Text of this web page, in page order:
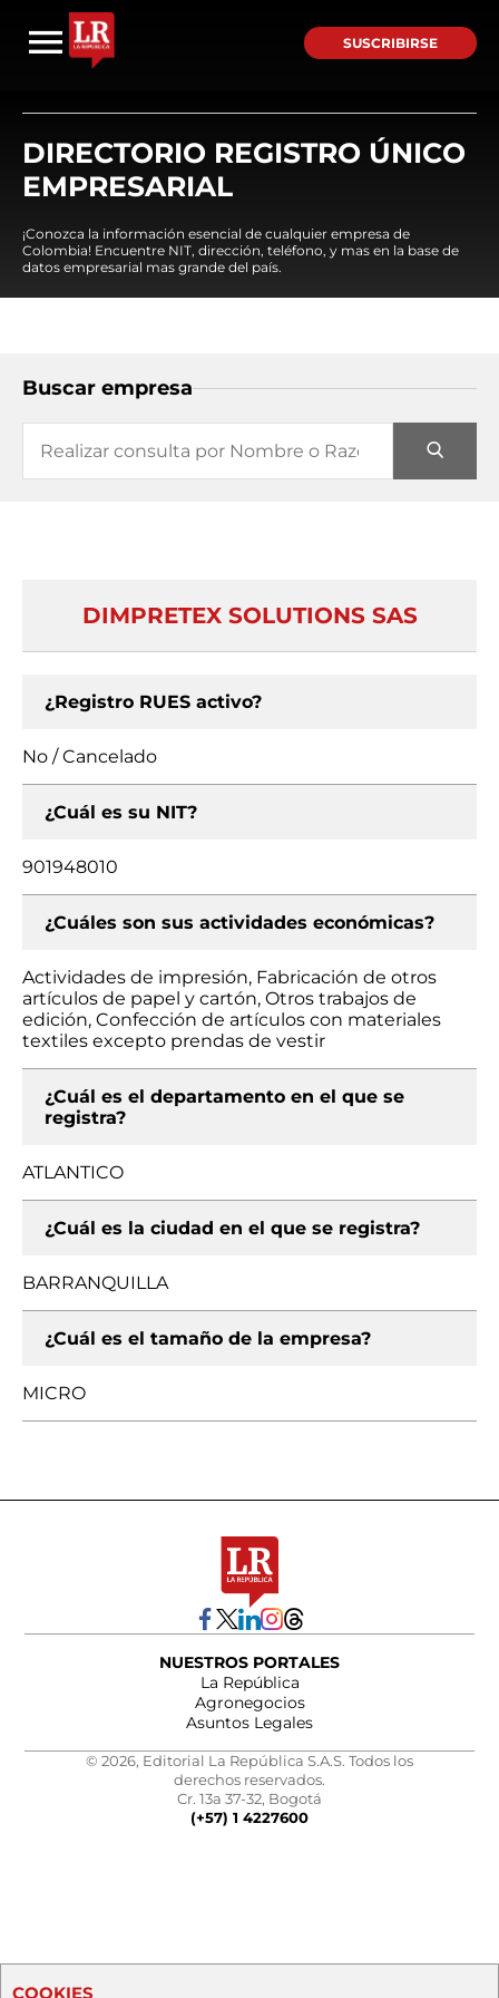
SUSCRIBIRSE
DIRECTORIO REGISTRO ÚNICO
EMPRESARIAL
¡Conozca la información esencial de cualquier empresa de
Colombia! Encuentre NIT, dirección, teléfono, y mas en la base de
datos empresarial mas grande del país.
Buscar empresa
DIMPRETEX SOLUTIONS SAS
¿Registro RUES activo?
No / Cancelado
¿Cuál es su NIT?
901948010
¿Cuáles son sus actividades económicas?
Actividades de impresión, Fabricación de otros
artículos de papel y cartón, Otros trabajos de
edición, Confección de artículos con materiales
textiles excepto prendas de vestir
¿Cuál es el departamento en el que se
registra?
ATLANTICO
¿Cuál es la ciudad en el que se registra?
BARRANQUILLA
¿Cuál es el tamaño de la empresa?
MICRO
NUESTROS PORTALES
La República
Agronegocios
Asuntos Legales
© 2026, Editorial La República S.A.S. Todos los
derechos reservados.
Cr. 13a 37-32, Bogotá
(+57) 1 4227600
COOKIES